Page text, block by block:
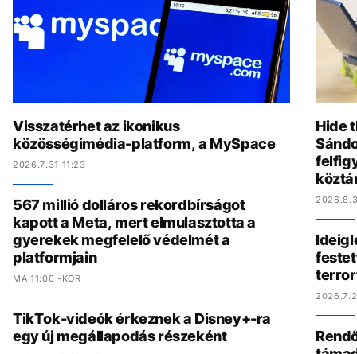
Visszatérhet az ikonikus
közösségimédia-platform, a MySpace
2026.7.31 11:23
567 millió dolláros rekordbírságot
kapott a Meta, mert elmulasztotta a
gyerekek megfelelő védelmét a
platformjain
MA 11:00 -KOR
TikTok-videók érkeznek a Disney+-ra
egy új megállapodás részeként
Hide